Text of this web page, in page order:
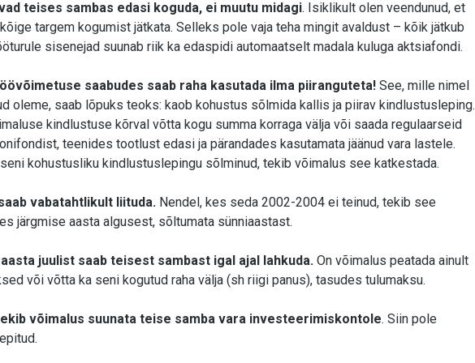
teises sambas edasi koguda, ei muutu midagi. Isiklikult olen veendunud, et
targem kogumist jätkata. Selleks pole vaja teha mingit avaldust – kõik jätkub
sisenejad suunab riik ka edaspidi automaatselt madala kuluga aktsiafondi.
saabudes saab raha kasutada ilma piiranguteta! See, mille nimel
oleme, saab lõpuks teoks: kaob kohustus sõlmida kallis ja piirav kindlustusleping.
kindlustuse kõrval võtta kogu summa korraga välja või saada regulaarseid
teenides tootlust edasi ja pärandades kasutamata jäänud vara lastele.
kohustusliku kindlustuslepingu sõlminud, tekib võimalus see katkestada.
vabatahtlikult liituda. Nendel, kes seda 2002-2004 ei teinud, tekib see
järgmise aasta algusest, sõltumata sünniaastast.
juulist saab teisest sambast igal ajal lahkuda. On võimalus peatada ainult
või võtta ka seni kogutud raha välja (sh riigi panus), tasudes tulumaksu.
võimalus suunata teise samba vara investeerimiskontole. Siin pole